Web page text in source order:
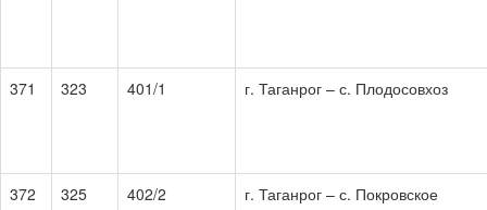
371 323 401/1 г. Таганрог – с. Плодосовхоз
372 325 402/2 г. Таганрог – с. Покровское